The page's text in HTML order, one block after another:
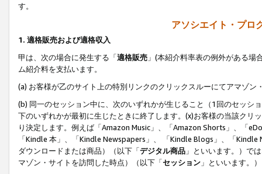
す。
アソシエイト・プロ
1. 適格販売および適格収入
甲は、次の場合に発生する「適格販売 」(本紹介料率表の例外がある
ム紹介料を支払います。
(a) お客様が乙のサイト上の特別リンクのクリックスルーにてアマゾン
(b) 同一のセッション中に、次のいずれかが生じること（1回のセッシ
下のいずれかが最初に生じたときに終了します。(x)お客様の当該ク
り決定します。例えば「Amazon Music」、「Amazon Shorts」、「
「Kindle 本」、「Kindle Newspapers」、 「Kindle Blogs」、「
ダウンロードまたは商品）（以下「デジタル商品 」といいます。）で
マゾン・サイトを訪問した時点）（以下「セッション 」といいます。